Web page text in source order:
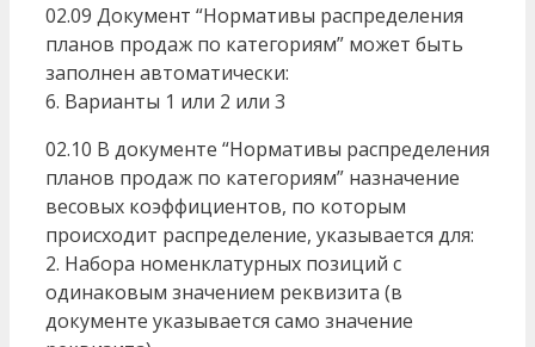
02.09 Документ “Нормативы распределения
планов продаж по категориям” может быть
заполнен автоматически:
6. Варианты 1 или 2 или 3
02.10 В документе “Нормативы распределения
планов продаж по категориям” назначение
весовых коэффициентов, по которым
происходит распределение, указывается для:
2. Набора номенклатурных позиций с
одинаковым значением реквизита (в
документе указывается само значение